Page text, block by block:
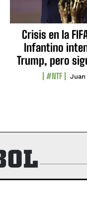
Crisis en la
Infantino
Trump, pero
#NTF Juan